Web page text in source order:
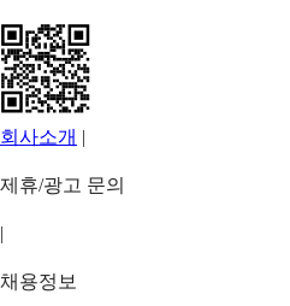
회사소개 |
제휴/광고 문의
|
채용정보